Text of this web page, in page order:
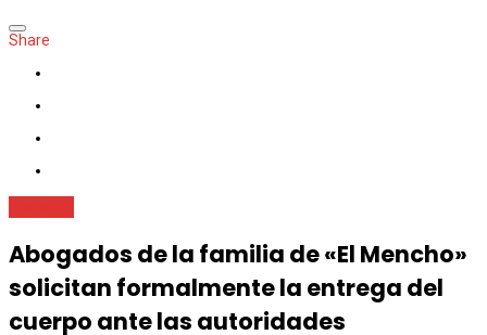
Share
Abogados de la familia de «El Mencho»
solicitan formalmente la entrega del
cuerpo ante las autoridades